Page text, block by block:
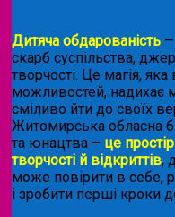
Дитяча обдарованість –
скарб суспільства,
творчості. Це магія, яка
можливостей, надихає
сміливо йти до своїх
Житомирська обласна
та юнацтва – це
творчості й відкриттів,
може повірити в себе,
і зробити перші кроки